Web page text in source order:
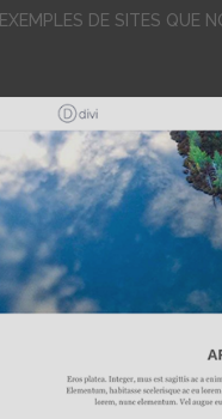
EXEMPLES DE SITES QUE